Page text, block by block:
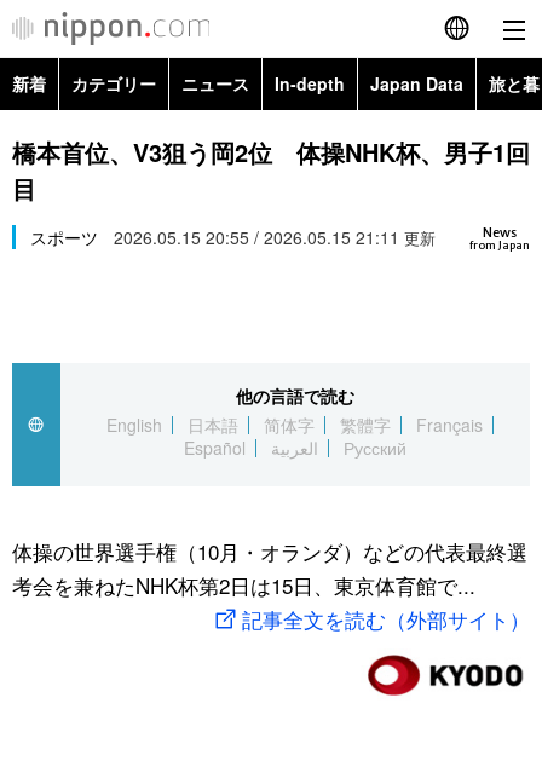
English
简体字
Русский
カテゴリー
経済・ビジネス
国際
文化
トップ
アーカイブ
In-depth
Japan Data
動画/Live
新着 カテゴリー ニュース In-depth Japan Data 旅と
政治・外交
経済・ビジネス
スポーツ・東京2020
Topics
橋本首位、V3狙う岡2位 体操NHK杯、男子1回
目
News
from Japan
スポーツ 2026.05.15 20:55 / 2026.05.15 21:11 更新
他の言語で読む
English
日本語 简体字 繁體字
Français
Español
العربية Русский
体操の世界選手権（10月・オランダ）などの代表最終選
考会を兼ねたNHK杯第2日は15日、東京体育館で...
記事全文を読む（外部サイト）